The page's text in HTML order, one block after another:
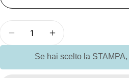
Diminuisci la quantità per
Aumenta la
Se hai scelto la